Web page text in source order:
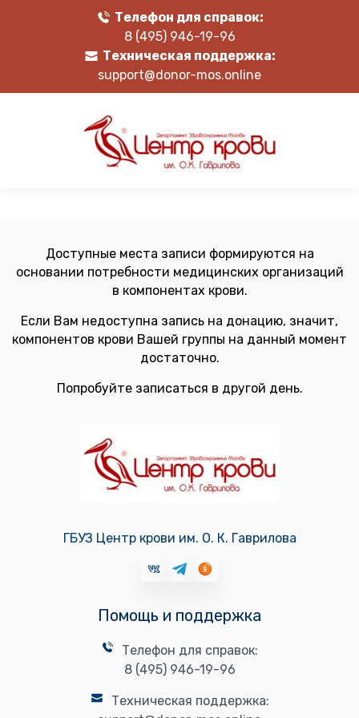
Телефон для справок:
8 (495) 946-19-96
Техническая поддержка:
support@donor-mos.online
Доступные места записи формируются на
основании потребности медицинских организаций
в компонентах крови.
Если Вам недоступна запись на донацию, значит,
компонентов крови Вашей группы на данный момент
достаточно.
Попробуйте записаться в другой день.
ГБУЗ Центр крови им. О. К. Гаврилова
Помощь и поддержка
Телефон для справок:
8 (495) 946-19-96
Техническая поддержка: